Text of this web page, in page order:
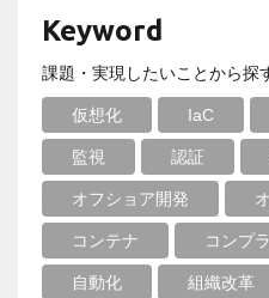
Keyword
課題・実現したいことから探
仮想化 IaC
監視 認証
オフショア開発
コンテナ コンプ
自動化 組織改革